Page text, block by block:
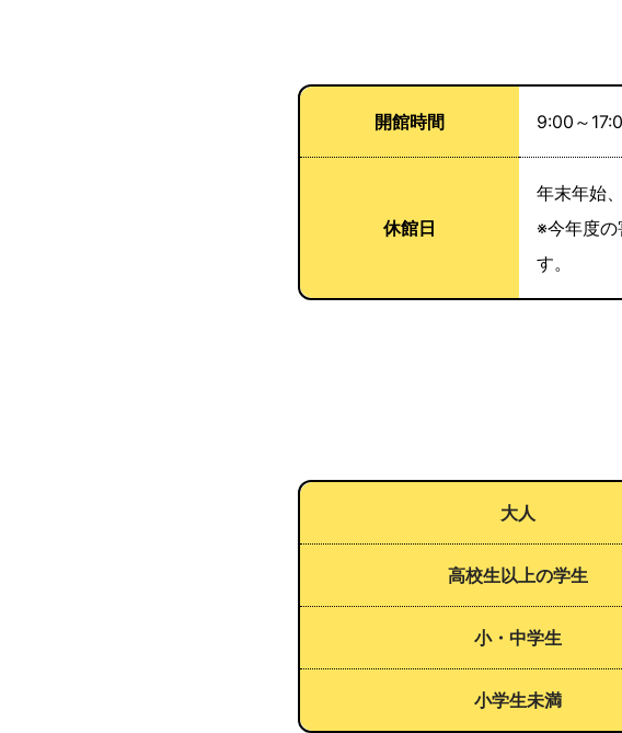
開館時間 9:00～
休館日
年末年始
※今年度
す。
大人
高校生以上の学生
小・中学生
小学生未満